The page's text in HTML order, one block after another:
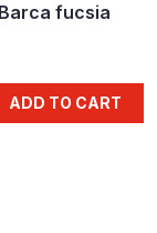
fucsia
ADD TO CART